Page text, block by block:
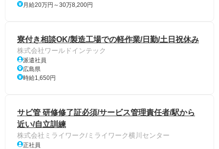
月給20万円～30万8,200円
寮付き相談OK/製造工場での軽作業/日勤/土日祝休み
株式会社ワールドインテック
派遣社員
広島県
時給1,650円
サビ管 研修修了証必須/サービス管理責任者/駅から
近い/自立訓練
株式会社ミライワーク/ミライワーク横川センター
正社員